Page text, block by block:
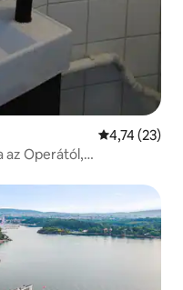
Átlagos
4,74 (23)
az Operától,